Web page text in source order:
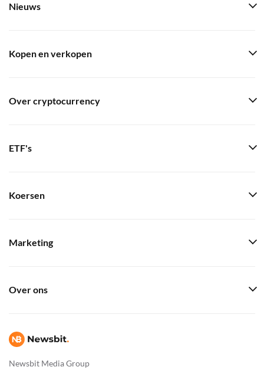
Newsbit Media Group
Nieuws
Kopen en verkopen
Over cryptocurrency
ETF's
Koersen
Marketing
Over ons